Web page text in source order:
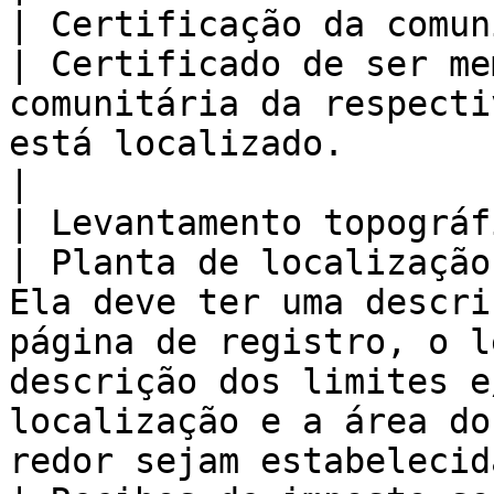
| Certificação da
| Certificado de ser
comunitária da
está localizado.
| Levantamento
| Planta de
Ela deve ter uma
página de registro, o
descrição dos limites
localização e a área
redor sejam